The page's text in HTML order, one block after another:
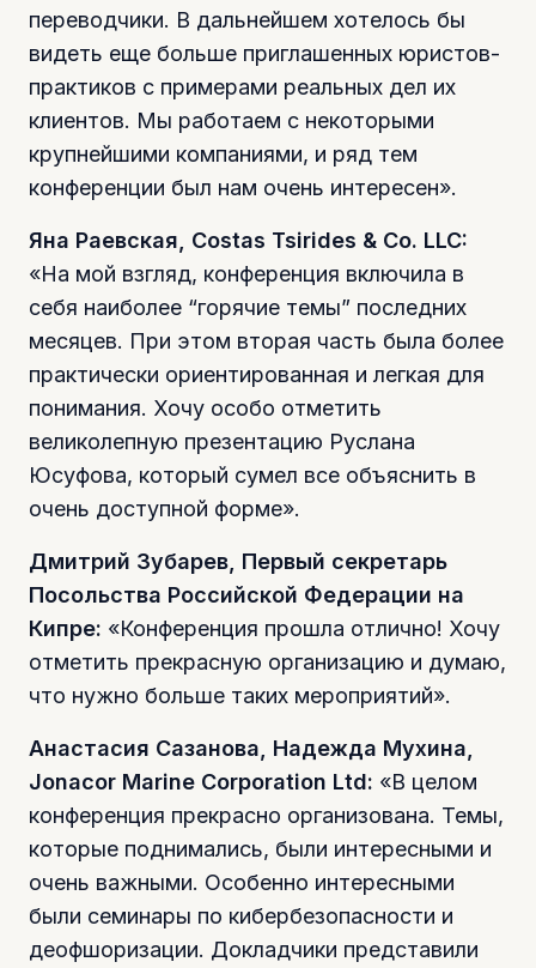
переводчики. В дальнейшем хотелось бы
видеть еще больше приглашенных юристов-
практиков с примерами реальных дел их
клиентов. Мы работаем с некоторыми
крупнейшими компаниями, и ряд тем
конференции был нам очень интересен».
Яна Раевская, Costas Tsirides & Co. LLC:
«На мой взгляд, конференция включила в
себя наиболее “горячие темы” последних
месяцев. При этом вторая часть была более
практически ориентированная и легкая для
понимания. Хочу особо отметить
великолепную презентацию Руслана
Юсуфова, который сумел все объяснить в
очень доступной форме».
Дмитрий Зубарев, Первый секретарь
Посольства Российской Федерации на
Кипре: «Конференция прошла отлично! Хочу
отметить прекрасную организацию и думаю,
что нужно больше таких мероприятий».
Анастасия Сазанова, Надежда Мухина,
Jonacor Marine Corporation Ltd: «В целом
конференция прекрасно организована. Темы,
которые поднимались, были интересными и
очень важными. Особенно интересными
были семинары по кибербезопасности и
деофшоризации. Докладчики представили